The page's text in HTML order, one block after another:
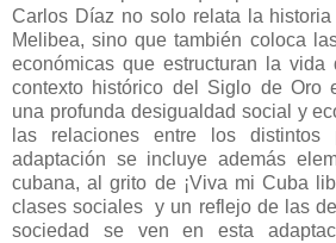
Carlos Díaz no solo relata la
Melibea, sino que también coloca
económicas que estructuran la vida
contexto histórico del Siglo de Oro
una profunda desigualdad social y
las relaciones entre los distintos
adaptación se incluye además
cubana, al grito de ¡Viva mi Cuba
clases sociales
y un reflejo de las
sociedad se ven en esta